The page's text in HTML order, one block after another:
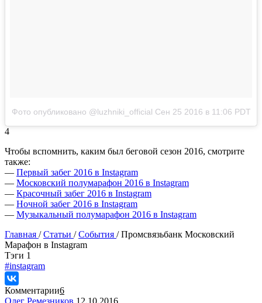
Фото опубликовано @luzhniki_official Сен 25 2016 в 11:06 PDT
4
Чтобы вспомнить, каким был беговой сезон 2016, смотрите
также:
— Первый забег 2016 в Instagram
— Московский полумарафон 2016 в Instagram
— Красочный забег 2016 в Instagram
— Ночной забег 2016 в Instagram
— Музыкальный полумарафон 2016 в Instagram
Главная /Статьи /События /Промсвязьбанк Московский
Марафон в Instagram
Tэги 1
#instagram
Комментарии6